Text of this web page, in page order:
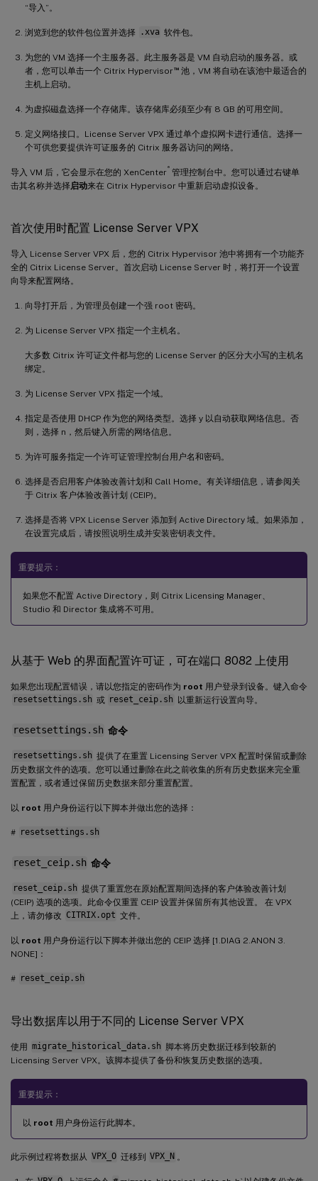
“导入”。
浏览到您的软件包位置并选择 .xva 软件包。
为您的 VM 选择一个主服务器。此主服务器是 VM 自动启动的服务器。或
者，您可以单击一个 Citrix Hypervisor™池，VM 将自动在该池中最适合的
主机上启动。
为虚拟磁盘选择一个存储库。该存储库必须至少有 8 GB 的可用空间。
定义网络接口。License Server VPX 通过单个虚拟网卡进行通信。选择一
个可供您要提供许可证服务的 Citrix 服务器访问的网络。
导入 VM 后，它会显示在您的 XenCenter® 管理控制台中。您可以通过右键单
击其名称并选择启动来在 Citrix Hypervisor 中重新启动虚拟设备。
首次使用时配置 License Server VPX
导入 License Server VPX 后，您的 Citrix Hypervisor 池中将拥有一个功能齐
全的 Citrix License Server。首次启动 License Server 时，将打开一个设置
向导来配置网络。
向导打开后，为管理员创建一个强 root 密码。
为 License Server VPX 指定一个主机名。
大多数 Citrix 许可证文件都与您的 License Server 的区分大小写的主机名
绑定。
为 License Server VPX 指定一个域。
指定是否使用 DHCP 作为您的网络类型。选择 y 以自动获取网络信息。否
则，选择 n，然后键入所需的网络信息。
为许可服务指定一个许可证管理控制台用户名和密码。
选择是否启用客户体验改善计划和 Call Home。有关详细信息，请参阅关
于 Citrix 客户体验改善计划 (CEIP)。
选择是否将 VPX License Server 添加到 Active Directory 域。如果添加，
在设置完成后，请按照说明生成并安装密钥表文件。
重要提示：
如果您不配置 Active Directory，则 Citrix Licensing Manager、
Studio 和 Director 集成将不可用。
从基于 Web 的界面配置许可证，可在端口 8082 上使用
如果您出现配置错误，请以您指定的密码作为 root 用户登录到设备。键入命令
resetsettings.sh 或 reset_ceip.sh 以重新运行设置向导。
resetsettings.sh 命令
resetsettings.sh 提供了在重置 Licensing Server VPX 配置时保留或删除
历史数据文件的选项。您可以通过删除在此之前收集的所有历史数据来完全重
置配置，或者通过保留历史数据来部分重置配置。
以 root 用户身份运行以下脚本并做出您的选择：
# resetsettings.sh
reset_ceip.sh 命令
reset_ceip.sh 提供了重置您在原始配置期间选择的客户体验改善计划
(CEIP) 选项的选项。此命令仅重置 CEIP 设置并保留所有其他设置。 在 VPX
上，请勿修改 CITRIX.opt 文件。
以 root 用户身份运行以下脚本并做出您的 CEIP 选择 [1.DIAG 2.ANON 3.
NONE]：
# reset_ceip.sh
导出数据库以用于不同的 License Server VPX
使用 migrate_historical_data.sh 脚本将历史数据迁移到较新的
Licensing Server VPX。该脚本提供了备份和恢复历史数据的选项。
重要提示：
以 root 用户身份运行此脚本。
此示例过程将数据从 VPX_O 迁移到 VPX_N 。